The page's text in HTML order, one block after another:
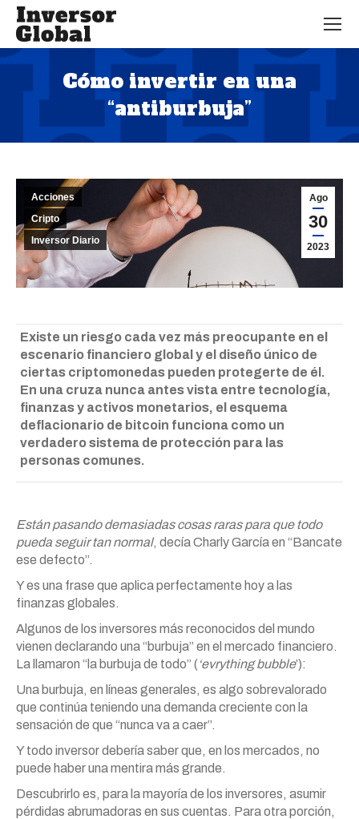
Cómo invertir en una
“antiburbuja”
Estás aquí:
Ago
30
2023
Acciones
Cripto
Inversor Diario
Existe un riesgo cada vez más preocupante en el
escenario financiero global y el diseño único de
ciertas criptomonedas pueden protegerte de él.
En una cruza nunca antes vista entre tecnología,
finanzas y activos monetarios, el esquema
deflacionario de bitcoin funciona como un
verdadero sistema de protección para las
personas comunes.
Están pasando demasiadas cosas raras para que todo
pueda seguir tan normal, decía Charly García en “Bancate
ese defecto”.
Y es una frase que aplica perfectamente hoy a las
finanzas globales.
Algunos de los inversores más reconocidos del mundo
vienen declarando una “burbuja” en el mercado financiero.
La llamaron “la burbuja de todo” (‘evrything bubble’):
Una burbuja, en líneas generales, es algo sobrevalorado
que continúa teniendo una demanda creciente con la
sensación de que “nunca va a caer”.
Y todo inversor debería saber que, en los mercados, no
puede haber una mentira más grande.
Descubrirlo es, para la mayoría de los inversores, asumir
pérdidas abrumadoras en sus cuentas. Para otra porción,